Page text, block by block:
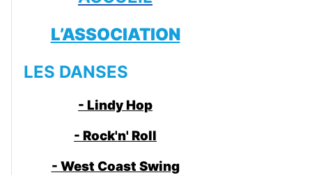
L’ASSOCIATION
LES DANSES
- Lindy Hop
- Rock'n' Roll
- West Coast Swing